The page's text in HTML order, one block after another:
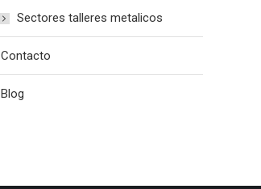
Sectores talleres metalicos
Contacto
Blog